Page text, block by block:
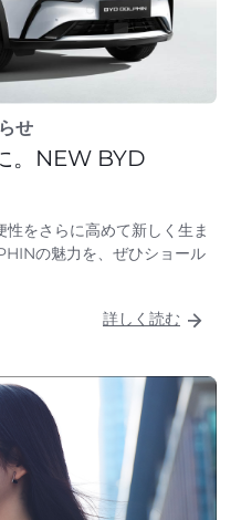
せ
。NEW BYD
をさらに高めて新しく生ま
の魅力を、ぜひショール
詳しく読む